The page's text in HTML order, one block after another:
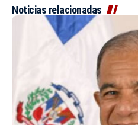
Noticias relacionadas